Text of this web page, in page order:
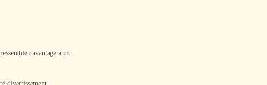
davantage à un
divertissement.